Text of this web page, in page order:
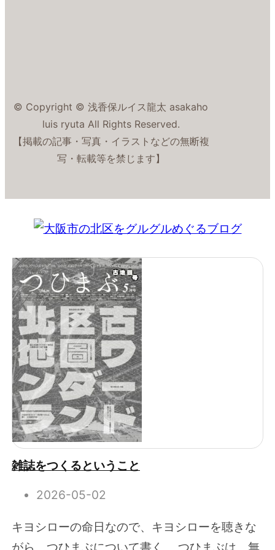
© Copyright © 浅香保ルイス龍太 asakaho
luis ryuta All Rights Reserved.
【掲載の記事・写真・イラストなどの無断複
写・転載等を禁じます】
雑誌をつくるということ
2026-05-02
キヨシローの命日なので、キヨシローを聴きな
がら、つひまぶについて書く。 つひまぶは、無